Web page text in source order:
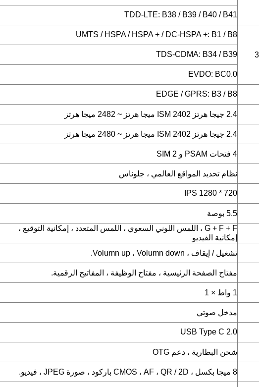
TDD-LTE: B38 / B39 / B40 / B41
UMTS / HSPA / HSPA + / DC-HSPA +: B1 / B8
TDS-CDMA: B34 / B39
EVDO: BC0.0
EDGE / GPRS: B3 / B8
2.4 جيجا هرتز ISM 2402 ميجا هرتز ~ 2482 ميجا هرتز
2.4 جيجا هرتز ISM 2402 ميجا هرتز ~ 2480 ميجا هرتز
4 فتحات PSAM و 2 SIM
نظام تحديد المواقع العالمي ، جلوناس
720 * 1280 IPS
5.5 بوصة
G + F + F ، اللمس اللوني السعوي ، اللمس المتعدد ، إمكانية التوقيع ،
إمكانية الفيديو
تشغيل / إيقاف ، Volumn up ، Volumn down.
مفتاح الصفحة الرئيسية ، مفتاح الوظيفة ، المفاتيح الرقمية.
1 واط × 1
مدخل صوتي
USB Type C 2.0
شحن البطارية ، دعم OTG
8 ميجا بكسل ، CMOS ، AF ، QR / 2D باركود ، صورة JPEG ، فيديو.